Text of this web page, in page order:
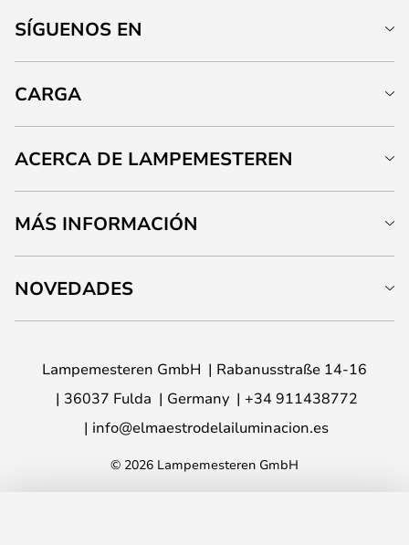
SÍGUENOS EN
CARGA
ACERCA DE LAMPEMESTEREN
MÁS INFORMACIÓN
NOVEDADES
Lampemesteren GmbH
Rabanusstraße 14-16
36037 Fulda
Germany
+34 911438772
info@elmaestrodelailuminacion.es
© 2026 Lampemesteren GmbH